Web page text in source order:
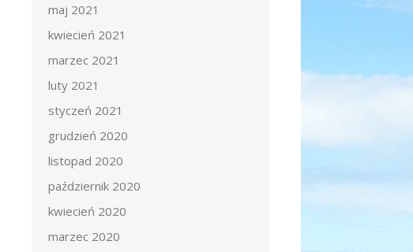
maj 2021
kwiecień 2021
marzec 2021
luty 2021
styczeń 2021
grudzień 2020
listopad 2020
październik 2020
kwiecień 2020
marzec 2020